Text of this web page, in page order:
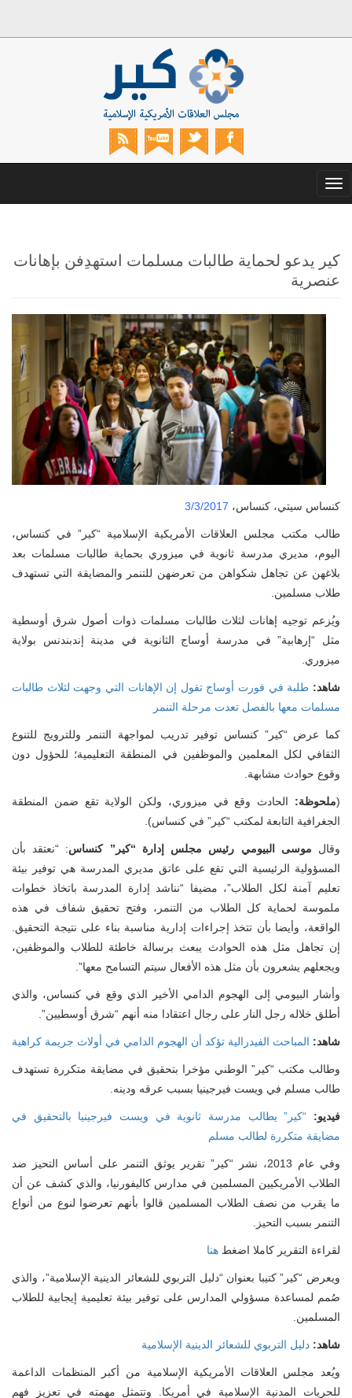
Toggle
navigation
كير يدعو لحماية طالبات مسلمات استهدِفن بإهانات
عنصرية
كنساس سيتي، كنساس، 3/3/2017
طالب مكتب مجلس العلاقات الأمريكية الإسلامية “كير” في كنساس،
اليوم، مديري مدرسة ثانوية في ميزوري بحماية طالبات مسلمات بعد
بلاغهن عن تجاهل شكواهن من تعرضهن للتنمر والمضايقة التي تستهدف
طلاب مسلمين.
ويُزعم توجيه إهانات لثلاث طالبات مسلمات ذوات أصول شرق أوسطية
مثل “إرهابية” في مدرسة أوساج الثانوية في مدينة إندبندنس بولاية
ميزوري.
شاهد: طلبة في فورت أوساج تقول إن الإهانات التي وجهت لثلاث طالبات
مسلمات معها بالفصل تعدت مرحلة التنمر
كما عرض “كير” كنساس توفير تدريب لمواجهة التنمر وللترويج للتنوع
الثقافي لكل المعلمين والموظفين في المنطقة التعليمية؛ للحؤول دون
وقوع حوادث مشابهة.
ملحوظة:الحادث وقع في ميزوري، ولكن الولاية تقع ضمن المنطقة
الجغرافية التابعة لمكتب “كير” في كنساس).
وقال موسى البيومي رئيس مجلس إدارة “كير” كنساس: “نعتقد بأن
المسؤولية الرئيسية التي تقع على عاتق مديري المدرسة هي توفير بيئة
تعليم آمنة لكل الطلاب”، مضيفا “نناشد إدارة المدرسة باتخاذ خطوات
ملموسة لحماية كل الطلاب من التنمر، وفتح تحقيق شفاف في هذه
الواقعة، وأيضا بأن تتخذ إجراءات إدارية مناسبة بناء على نتيجة التحقيق.
إن تجاهل مثل هذه الحوادث يبعث برسالة خاطئة للطلاب والموظفين،
ويجعلهم يشعرون بأن مثل هذه الأفعال سيتم التسامح معها”.
وأشار البيومي إلى الهجوم الدامي الأخير الذي وقع في كنساس، والذي
أطلق خلاله رجل النار على رجال اعتقادا منه أنهم “شرق أوسطيين”.
شاهد: المباحث الفيدرالية تؤكد أن الهجوم الدامي في أولاث جريمة كراهية
وطالب مكتب “كير” الوطني مؤخرا بتحقيق في مضايقة متكررة تستهدف
طالب مسلم في ويست فيرجينيا بسبب عرقه ودينه.
فيديو: “كير” يطالب مدرسة ثانوية في ويست فيرجينيا بالتحقيق في
مضايقة متكررة لطالب مسلم
وفي عام 2013، نشر “كير” تقرير يوثق التنمر على أساس التحيز ضد
الطلاب الأمريكيين المسلمين في مدارس كاليفورنيا، والذي كشف عن أن
ما يقرب من نصف الطلاب المسلمين قالوا بأنهم تعرضوا لنوع من أنواع
التنمر بسبب التحيز.
لقراءة التقرير كاملا اضغطهنا
ويعرض “كير” كتيبا بعنوان “دليل التربوي للشعائر الدينية الإسلامية”، والذي
صُمم لمساعدة مسؤولي المدارس على توفير بيئة تعليمية إيجابية للطلاب
المسلمين.
شاهد: دليل التربوي للشعائر الدينية الإسلامية
ويُعد مجلس العلاقات الأمريكية الإسلامية من أكبر المنظمات الداعمة
للحريات المدنية الإسلامية في أمريكا. وتتمثل مهمته في تعزيز فهم